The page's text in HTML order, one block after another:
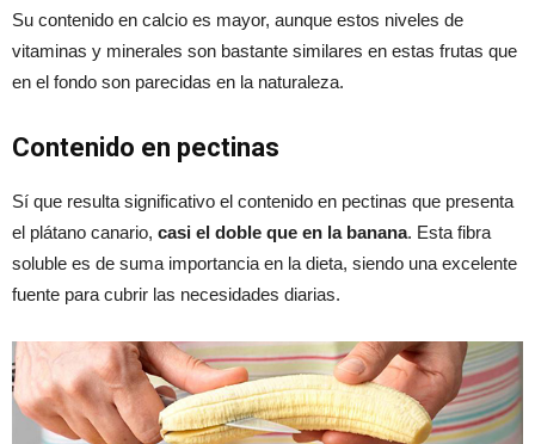
Su contenido en calcio es mayor, aunque estos niveles de
vitaminas y minerales son bastante similares en estas frutas que
en el fondo son parecidas en la naturaleza.
Contenido en pectinas
Sí que resulta significativo el contenido en pectinas que presenta
el plátano canario, casi el doble que en la banana. Esta fibra
soluble es de suma importancia en la dieta, siendo una excelente
fuente para cubrir las necesidades diarias.